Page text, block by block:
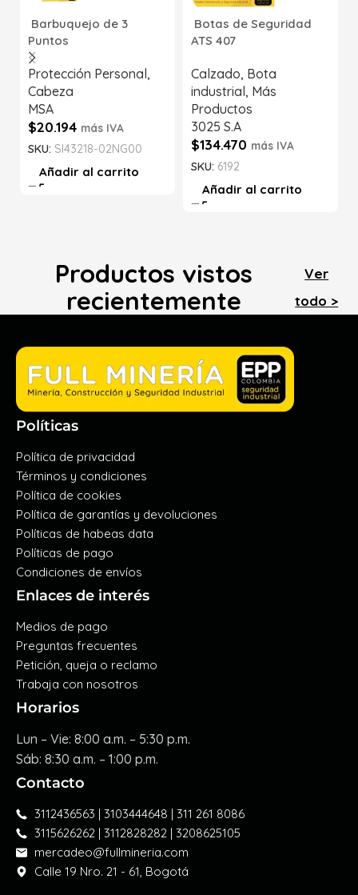
Barbuquejo de 3
Puntos
Protección Personal,
Cabeza
MSA
$20.194 más IVA
SKU: SI43218-02NG00
Añadir al carrito
Botas de Seguridad
ATS 407
Calzado, Bota
industrial, Más
Productos
3025 S.A
$134.470 más IVA
SKU: 6192
Añadir al carrito
Productos vistos
recientemente
Ver
todo >
Políticas
Política de privacidad
Términos y condiciones
Política de cookies
Política de garantías y devoluciones
Políticas de habeas data
Políticas de pago
Condiciones de envíos
Enlaces de interés
Medios de pago
Preguntas frecuentes
Petición, queja o reclamo
Trabaja con nosotros
Horarios
Lun – Vie: 8:00 a.m. – 5:30 p.m.
Sáb: 8:30 a.m. – 1:00 p.m.
Contacto
3112436563 | 3103444648 | 311 261 8086
3115626262 | 3112828282 | 3208625105
mercadeo@fullmineria.com
Calle 19 Nro. 21 - 61, Bogotá